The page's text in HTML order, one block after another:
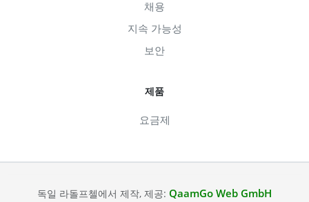
채용
지속 가능성
보안
제품
요금제
독일 라돌프첼에서 제작, 제공: QaamGo Web GmbH